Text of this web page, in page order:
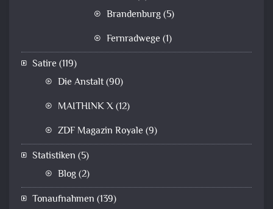
Brandenburg(5)
Fernradwege (1)
Satire (119)
Die Anstalt(90)
MAITHINK X(12)
ZDF Magazin Royale (9)
Statistiken (5)
Blog(2)
Tonaufnahmen (139)